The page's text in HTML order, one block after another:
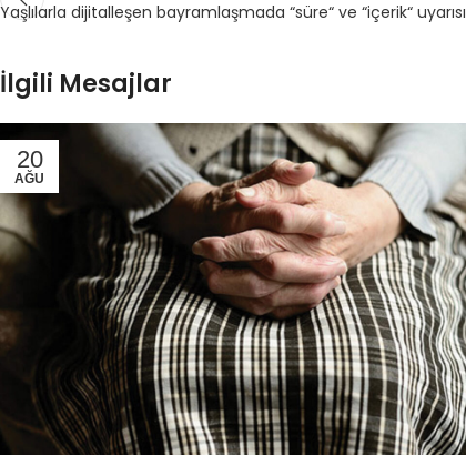
Yaşlılarla dijitalleşen bayramlaşmada “süre“ ve “içerik“ uyarısı
İlgili Mesajlar
20
AĞU